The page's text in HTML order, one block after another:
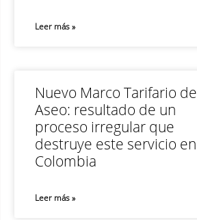
Leer más »
Nuevo Marco Tarifario de
Aseo: resultado de un
proceso irregular que
destruye este servicio en
Colombia
Leer más »